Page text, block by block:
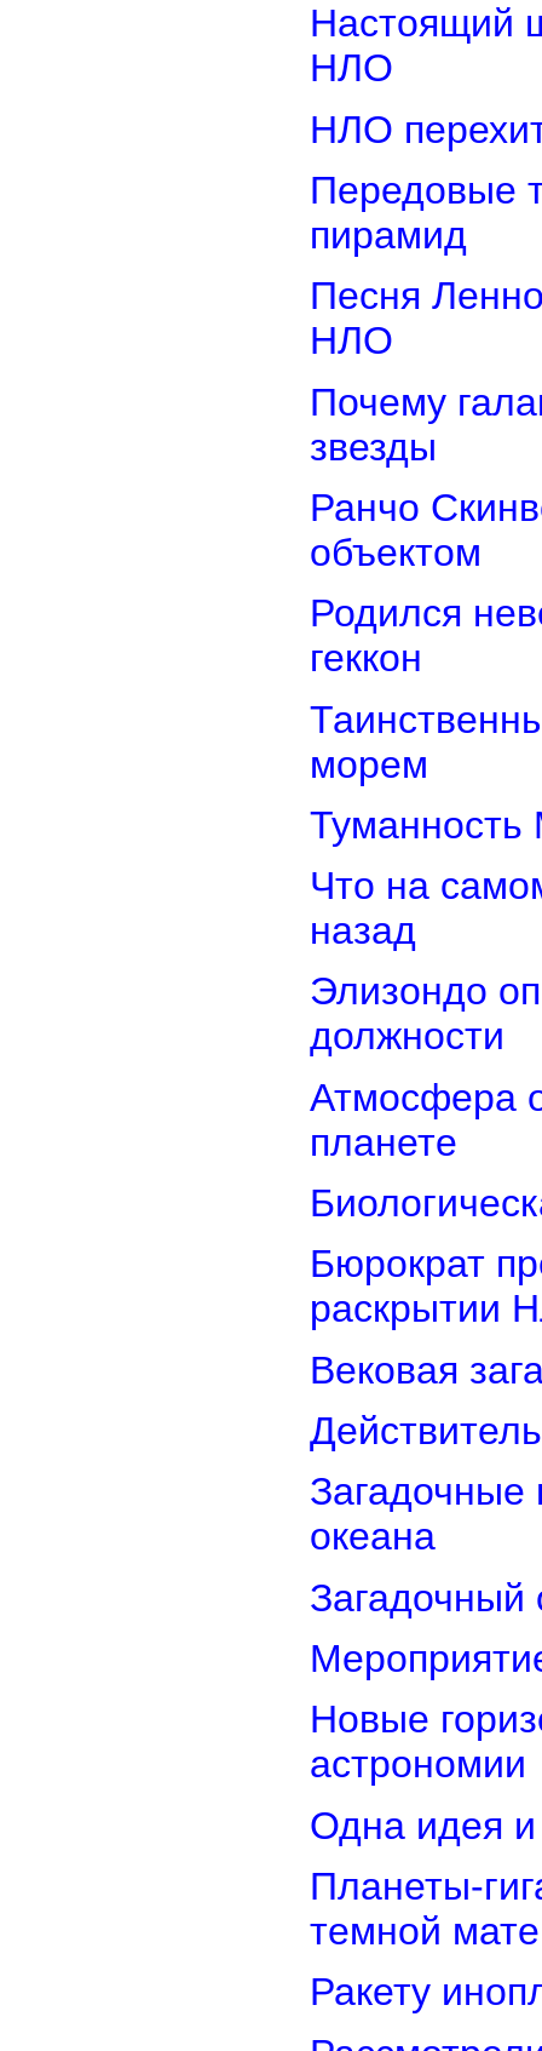
Настоящий
НЛО
НЛО
Передовые
пирамид
Песня
НЛО
Почему
звезды
Ранчо
объектом
Родился
геккон
морем
Туманность
Что на
назад
Элизондо
должности
Атмосфера
планете
Бюрократ
раскрытии
Вековая
Загадочные
океана
Загадочный
Новые
астрономии
Одна идея и
Планеты-
темной
Ракету